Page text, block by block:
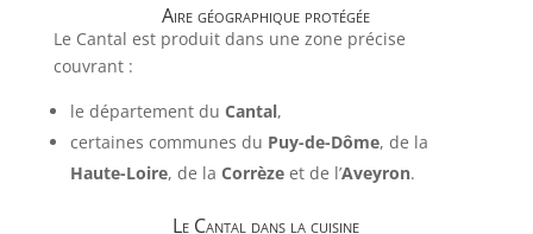
Aire géographique protégée
Le Cantal est produit dans une zone précise
couvrant :
le département du Cantal,
certaines communes du Puy-de-Dôme, de la
Haute-Loire, de la Corrèzeet de l’Aveyron.
Le Cantal dans la cuisine